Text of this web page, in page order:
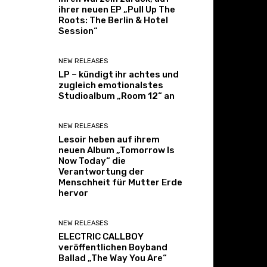
ihrer neuen EP „Pull Up The
Roots: The Berlin & Hotel
Session“
NEW RELEASES
LP – kündigt ihr achtes und
zugleich emotionalstes
Studioalbum „Room 12“ an
NEW RELEASES
Lesoir heben auf ihrem
neuen Album „Tomorrow Is
Now Today“ die
Verantwortung der
Menschheit für Mutter Erde
hervor
NEW RELEASES
ELECTRIC CALLBOY
veröffentlichen Boyband
Ballad „The Way You Are“